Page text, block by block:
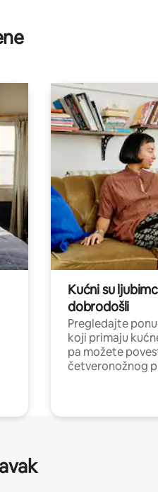
Kućni su
dobrodošli
Pregledajte
koji primaju
pa možete
četveronožnog